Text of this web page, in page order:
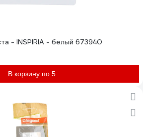
- INSPIRIA - белый 673940
В корзину по 5